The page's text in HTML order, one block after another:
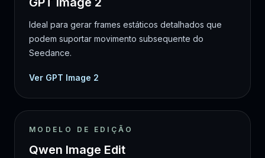
Ideal para gerar frames estáticos detalhados que
podem suportar movimento subsequente do
Seedance.
Ver GPT Image 2
MODELO DE EDIÇÃO
Qwen Image Edit